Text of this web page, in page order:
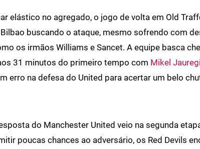
elástico no agregado, o jogo de volta em Old
buscando o ataque, mesmo sofrendo com
os irmãos Williams e Sancet. A equipe basca
31 minutos do primeiro tempo com Mikel
erro na defesa do United para acertar um belo
do Manchester United veio na segunda
poucas chances ao adversário, os Red Devils